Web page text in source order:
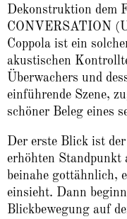
Dekonstruktion dem
CONVERSATION
Coppola ist ein
akustischen
Überwachers und
einführende Szene,
schöner Beleg eines
Der erste Blick ist
erhöhten
beinahe gottähnlich,
einsieht. Dann
Blickbewegung auf